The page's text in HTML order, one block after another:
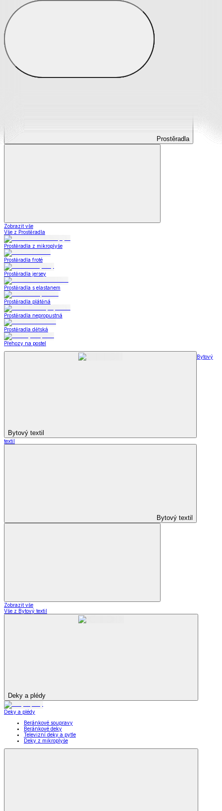
Prostěradla
Prostěradla
Zobrazit vše
Vše z Prostěradla
Prostěradla z mikroplyše
Prostěradla froté
Prostěradla jersey
Prostěradla s elastanem
Prostěradla plátěná
Prostěradla nepropustná
Prostěradla dětská
Přehozy na postel
Bytový textil
Bytový
textil
Bytový textil
Zobrazit vše
Vše z Bytový textil
Deky a plédy
Deky a plédy
Beránkové soupravy
Beránkové deky
Televizní deky a pytle
Deky z mikroplyše